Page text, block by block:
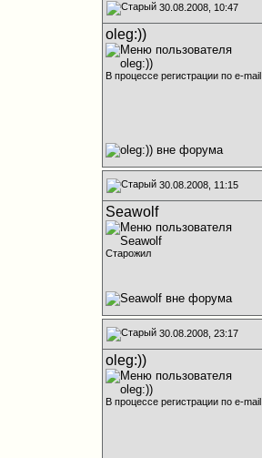
30.08.2008, 10:47
oleg:))
В процессе регистрации по e-mail
30.08.2008, 11:15
Seawolf
Старожил
30.08.2008, 23:17
oleg:))
В процессе регистрации по e-mail